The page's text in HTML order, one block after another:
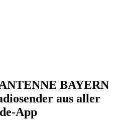
BAYERN
aus aller
App